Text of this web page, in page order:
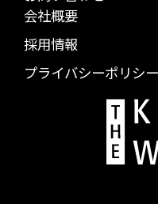
会社概要
採用情報
プライバシーポリシー